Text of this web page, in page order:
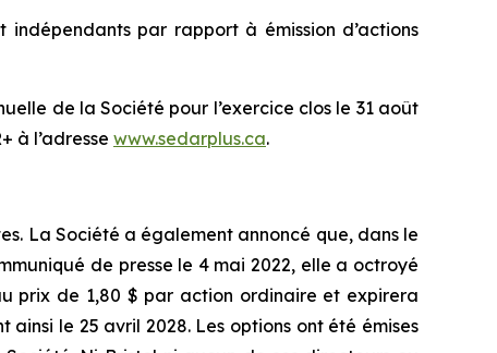
indépendants par rapport à émission d’actions
de la Société pour l’exercice clos le 31 août
à l’adresse www.sedarplus.ca.
La Société a également annoncé que, dans le
de presse le 4 mai 2022, elle a octroyé
prix de 1,80 $ par action ordinaire et expirera
le 25 avril 2028. Les options ont été émises